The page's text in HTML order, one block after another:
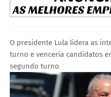
O presidente Lula lidera as
turno e venceria candidatos
segundo turno